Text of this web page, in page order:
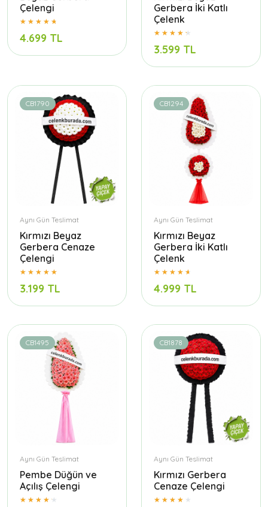
Çelengi
4.699 TL
Gerbera İki Katlı
Çelenk
3.599 TL
CB1790
Aynı Gün Teslimat
Kırmızı Beyaz
Gerbera Cenaze
Çelengi
3.199 TL
CB1294
Aynı Gün Teslimat
Kırmızı Beyaz
Gerbera İki Katlı
Çelenk
4.999 TL
CB1495
Aynı Gün Teslimat
Pembe Düğün ve
Açılış Çelengi
CB1878
Aynı Gün Teslimat
Kırmızı Gerbera
Cenaze Çelengi